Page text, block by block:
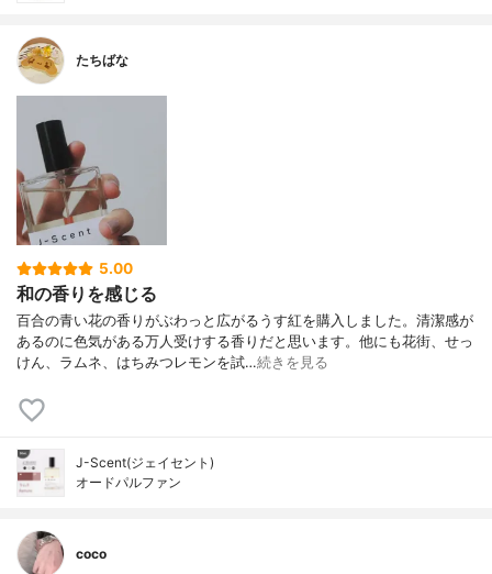
たちばな
5.00
和の香りを感じる
百合の青い花の香りがぶわっと広がるうす紅を購入しました。清潔感が
あるのに色気がある万人受けする香りだと思います。他にも花街、せっ
けん、ラムネ、はちみつレモンを試…続きを見る
J-Scent(ジェイセント)
オードパルファン
coco